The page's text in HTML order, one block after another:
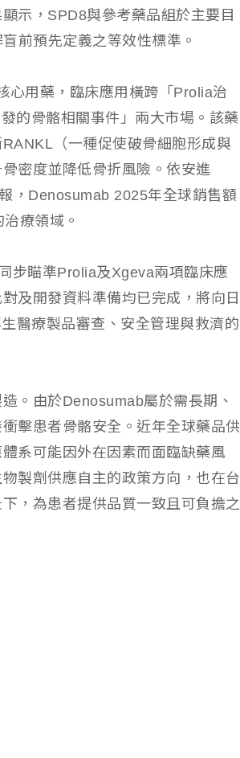
示，SPD8與參考藥品組於主要目
前預先定義之等效性標準。
心用藥，臨床應用橫跨「Prolia治
的骨骼相關事件」兩大市場。該藥
（一種促使破骨細胞形成與
密度並降低骨折風險。依安進
，Denosumab 2025年全球銷售額
療領域。
步瞄準Prolia及Xgeva兩項臨床應
及開發資料準備均已完成，將向日
醫療製品審查、安全管理與救濟的
。由於Denosumab屬於需長期、
擊患者骨骼安全。近年全球藥品供
系可能因外在因素而面臨缺藥風
製劑供應自主的政策方向，也在台
，為患者提供品質一致且可負擔之